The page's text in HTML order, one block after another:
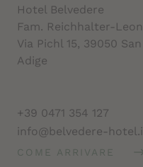
Hotel Belvedere
Fam. Reichhalter-
Via Pichl 15, 39050
Adige
+39 0471 354 127
info@belvedere-
COME ARRIVARE